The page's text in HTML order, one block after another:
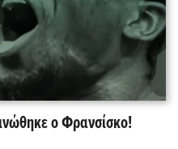
ο Φρανσίσκο!